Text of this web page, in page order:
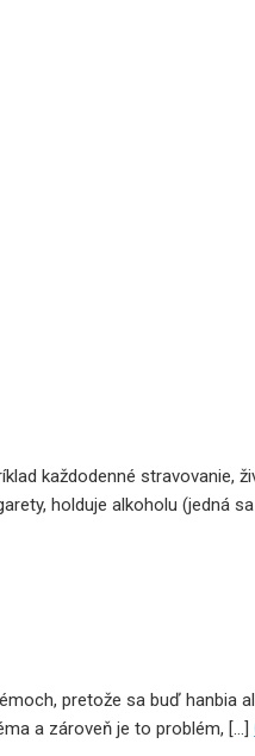
každodenné stravovanie,
holduje alkoholu (jedná
pretože sa buď hanbia
a zároveň je to problém, […]